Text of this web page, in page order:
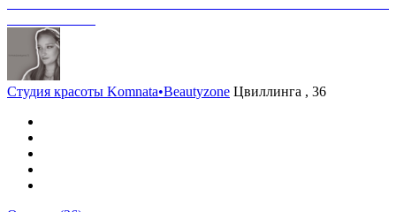
Студия красоты Komnata•Beautyzone Цвиллинга , 36